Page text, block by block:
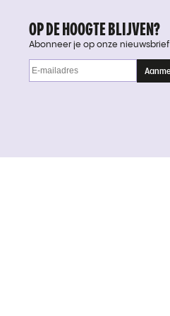
OP DE HOOGTE BLIJVEN?
Abonneer je op onze nieuwsbrief